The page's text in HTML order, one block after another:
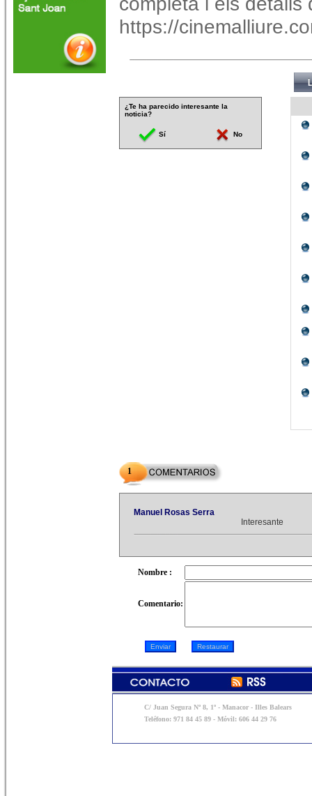
https://
¿Te ha parecido interesante la
noticia?
Sí No
1
Manuel Rosas Serra
Interesante
Nombre :
Comentario:
C/ Juan Segura Nº 8, 1º - Manacor - Illes Balears
Teléfono: 971 84 45 89 - Móvil: 606 44 29 76